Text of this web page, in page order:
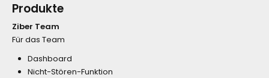
Produkte
Ziber Team
Für das Team
Dashboard
Nicht-Stören-Funktion